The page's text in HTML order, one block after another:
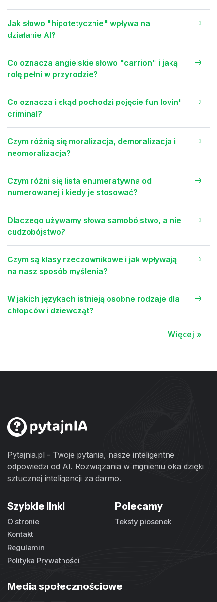
Jak słowo "hipotetycznie" wpływa na
działanie AI?
Co oznacza angielskie słowo "carrion" i jaką
rolę pełni w przyrodzie?
Co oznacza i skąd pochodzi pojęcie fun lovin'
criminal?
Czym różnią się moralizacja, demoralizacja i
neomoralizacja?
Czym różni się lista enumeratywna od
numerowanej i kiedy je stosować?
Dlaczego używamy słowa samobójstwo, a nie
cudzobójstwo?
Czym są klasy rzeczownikowe i jak wpływają
na nasz sposób myślenia?
W jakich językach istnieją osobne rodzaje dla
chłopców i dziewcząt?
Więcej »
Pytajnia.pl - Twoje pytania, nasze inteligentne
odpowiedzi od AI. Rozwiązania w mgnieniu oka dzięki
sztucznej inteligencji za darmo.
Szybkie linki
O stronie
Kontakt
Regulamin
Polityka Prywatności
Polecamy
Teksty piosenek
Media społecznościowe